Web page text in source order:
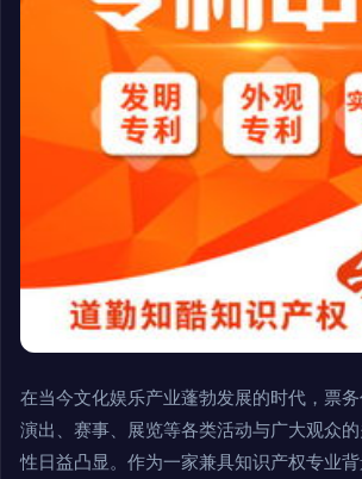
在当今文化娱乐产业蓬勃发展的时代，票
演出、赛事、展览等各类活动与广大观众
性日益凸显。作为一家兼具知识产权专业